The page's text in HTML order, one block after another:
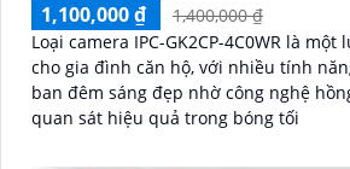
1,100,000 ₫
1,400,000 ₫
Loại camera IPC-GK2CP-4C0WR là
cho gia đình căn hộ, với nhiều tính năng ưu
ban đêm sáng đẹp nhờ công nghệ
quan sát hiệu quả trong bóng tối